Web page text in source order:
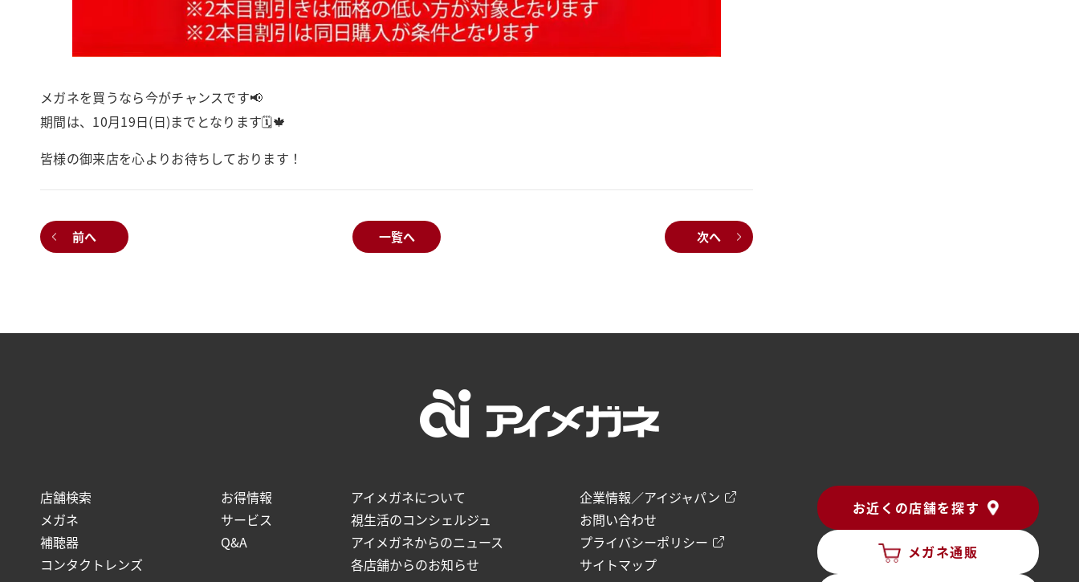
メガネを買うなら今がチャンスです📢
期間は、10月19日(日)までとなります🗓️🍁
皆様の御来店を心よりお待ちしております！
前へ 一覧へ 次へ
店舗検索
メガネ
補聴器
コンタクトレンズ
お得情報
サービス
Q&A
アイメガネについて
視生活のコンシェルジュ
アイメガネからのニュース
各店舗からのお知らせ
企業情報／アイジャパン
お問い合わせ
プライバシーポリシー
サイトマップ
お近くの店舗を探す
メガネ通販